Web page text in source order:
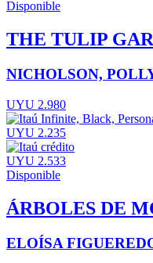
Disponible
THE TULIP
NICHOLSON,
UYU 2.980
UYU 2.235
UYU 2.533
Disponible
ÁRBOLES DE
ELOÍSA